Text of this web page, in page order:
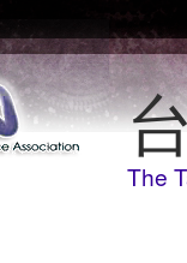
The